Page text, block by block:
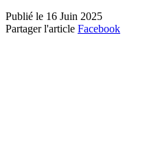
Publié le 16 Juin 2025
Partager l'article Facebook